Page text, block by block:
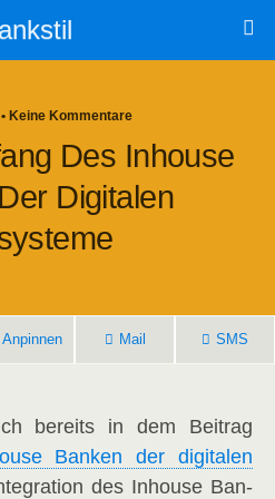
Keine Kommentare
Des Inhouse
Digi­ta­len
Anpin­nen Mail SMS
bereits in dem Bei­trag
Ban­ken der digi­ta­len
des Inhouse Ban­